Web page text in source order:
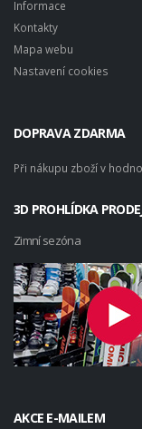
Informace
Kontakty
Mapa webu
Nastavení cookies
DOPRAVA ZDARMA
Při nákupu zboží v
3D PROHLÍDKA
Zimní sezóna
AKCE E-MAILEM